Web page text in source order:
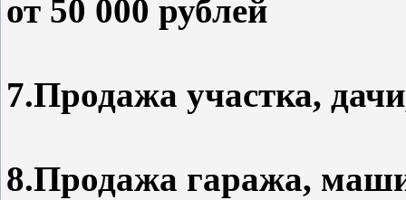
от 50 000 рублей
7.Продажа участка,
8.Продажа гаража,